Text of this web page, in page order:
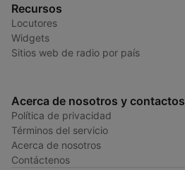
Recursos
Locutores
Widgets
Sitios web de radio por país
Acerca de nosotros y contactos
Política de privacidad
Términos del servicio
Acerca de nosotros
Contáctenos